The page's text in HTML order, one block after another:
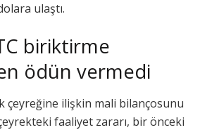
ulaştı.
biriktirme
ödün vermedi
çeyreğine ilişkin mali bilançosunu
faaliyet zararı, bir önceki